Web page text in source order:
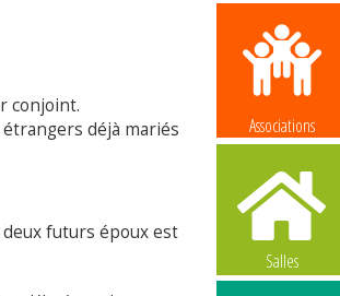
conjoint.
déjà mariés
deux futurs époux est
Associations
Salles